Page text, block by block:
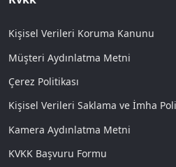
Kişisel Verileri Koruma Kanunu
Müşteri Aydınlatma Metni
Çerez Politikası
Kişisel Verileri Saklama ve İmha
Kamera Aydınlatma Metni
KVKK Başvuru Formu